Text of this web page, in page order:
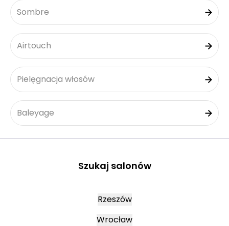
Sombre
Airtouch
Pielęgnacja włosów
Baleyage
Szukaj salonów
Rzeszów
Wrocław